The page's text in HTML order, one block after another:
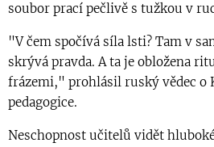
soubor prací pečlivě s tužkou v
"V čem spočívá síla lsti? Tam v
skrývá pravda. A ta je obložena
frázemi," prohlásil ruský vědec o
pedagogice.
Neschopnost učitelů vidět